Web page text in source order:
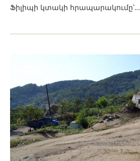
Ֆիլիպի կտակի հրապարակումը՝…